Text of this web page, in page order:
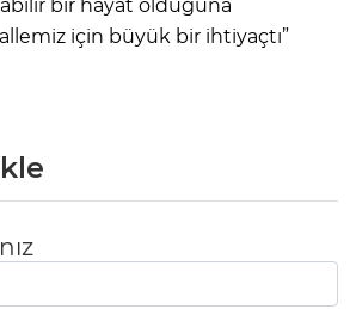
bir hayat olduğuna
için büyük bir ihtiyaçtı”